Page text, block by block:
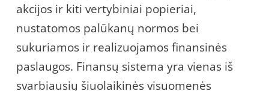
akcijos ir kiti vertybiniai popieriai,
nustatomos palūkanų normos bei
sukuriamos ir realizuojamos finansinės
paslaugos. Finansų sistema yra vienas iš
svarbiausių šiuolaikinės visuomenės